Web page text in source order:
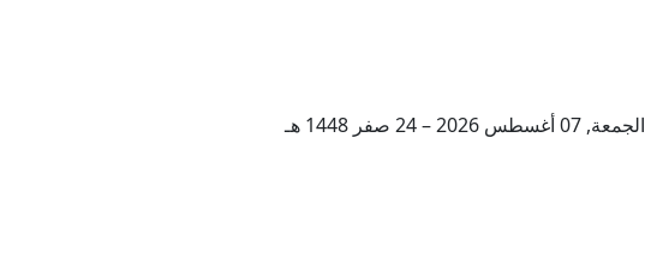
الجمعة, 07 أغسطس 2026 – 24 صفر 1448 هـ